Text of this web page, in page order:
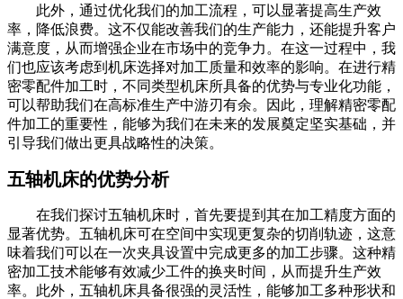
此外，通过优化我们的加工流程，可以显著提高生产效
率，降低浪费。这不仅能改善我们的生产能力，还能提升客户
满意度，从而增强企业在市场中的竞争力。在这一过程中，我
们也应该考虑到机床选择对加工质量和效率的影响。在进行精
密零配件加工时，不同类型机床所具备的优势与专业化功能，
可以帮助我们在高标准生产中游刃有余。因此，理解精密零配
件加工的重要性，能够为我们在未来的发展奠定坚实基础，并
引导我们做出更具战略性的决策。
五轴机床的优势分析
在我们探讨五轴机床时，首先要提到其在加工精度方面的
显著优势。五轴机床可在空间中实现更复杂的切削轨迹，这意
味着我们可以在一次夹具设置中完成更多的加工步骤。这种精
密加工技术能够有效减少工件的换夹时间，从而提升生产效
率。此外，五轴机床具备很强的灵活性，能够加工多种形状和